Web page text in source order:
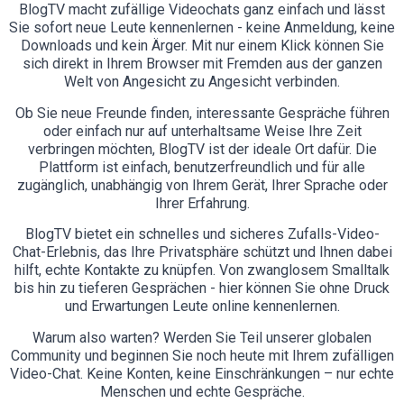
BlogTV macht zufällige Videochats ganz einfach und lässt
Sie sofort neue Leute kennenlernen - keine Anmeldung, keine
Downloads und kein Ärger. Mit nur einem Klick können Sie
sich direkt in Ihrem Browser mit Fremden aus der ganzen
Welt von Angesicht zu Angesicht verbinden.
Ob Sie neue Freunde finden, interessante Gespräche führen
oder einfach nur auf unterhaltsame Weise Ihre Zeit
verbringen möchten, BlogTV ist der ideale Ort dafür. Die
Plattform ist einfach, benutzerfreundlich und für alle
zugänglich, unabhängig von Ihrem Gerät, Ihrer Sprache oder
Ihrer Erfahrung.
BlogTV bietet ein schnelles und sicheres Zufalls-Video-
Chat-Erlebnis, das Ihre Privatsphäre schützt und Ihnen dabei
hilft, echte Kontakte zu knüpfen. Von zwanglosem Smalltalk
bis hin zu tieferen Gesprächen - hier können Sie ohne Druck
und Erwartungen Leute online kennenlernen.
Warum also warten? Werden Sie Teil unserer globalen
Community und beginnen Sie noch heute mit Ihrem zufälligen
Video-Chat. Keine Konten, keine Einschränkungen – nur echte
Menschen und echte Gespräche.